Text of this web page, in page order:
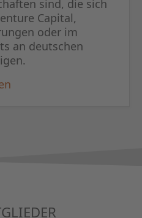
sind, die sich
Capital,
oder im
an deutschen